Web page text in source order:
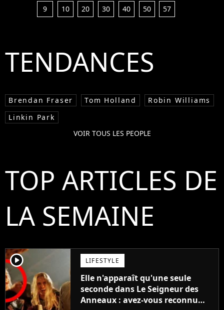
9
10 20 30 40 50 57
TENDANCES
Brendan Fraser Tom Holland
Robin Williams
Linkin Park
VOIR TOUS LES PEOPLE
TOP ARTICLES DE
LA SEMAINE
player2 LIFESTYLE
Elle n'apparaît qu'une seule
seconde dans Le Seigneur des
Anneaux : avez-vous reconnu